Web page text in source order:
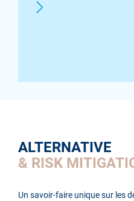
ALTERNATIVE
& RISK
Un savoir-faire unique sur les